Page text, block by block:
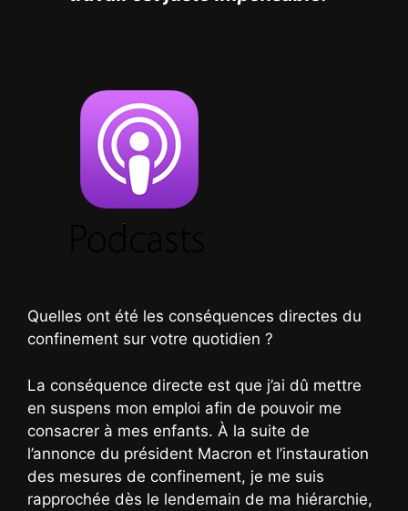
Quelles ont été les conséquences directes du
confinement sur votre quotidien ?
La conséquence directe est que j’ai dû mettre
en suspens mon emploi afin de pouvoir me
consacrer à mes enfants. À la suite de
l’annonce du président Macron et l’instauration
des mesures de confinement, je me suis
rapprochée dès le lendemain de ma hiérarchie,